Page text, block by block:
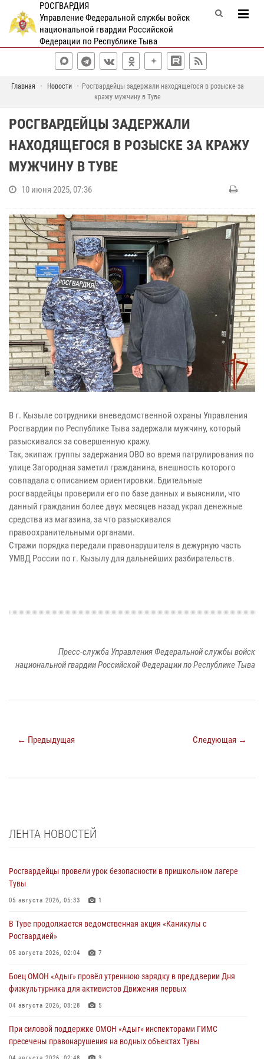
РОСГВАРДИЯ
Управление Федеральной службы войск
национальной гвардии Российской
Федерации по Республике Тыва
Главная Новости
Росгвардейцы задержали находящегося в розыске за
кражу мужчину в Туве
РОСГВАРДЕЙЦЫ ЗАДЕРЖАЛИ
НАХОДЯЩЕГОСЯ В РОЗЫСКЕ ЗА КРАЖУ
МУЖЧИНУ В ТУВЕ
10 июня 2025, 07:36
В г. Кызыле сотрудники вневедомственной охраны Управления
Росгвардии по Республике Тыва задержали мужчину, который
разыскивался за совершенную кражу.
Так, экипаж группы задержания ОВО во время патрулирования по
улице Загородная заметил гражданина, внешность которого
совпадала с описанием ориентировки. Бдительные
росгвардейцы проверили его по базе данных и выяснили, что
данный гражданин более двух месяцев назад украл денежные
средства из магазина, за что разыскивался
правоохранительными органами.
Стражи порядка передали правонарушителя в дежурную часть
УМВД России по г. Кызылу для дальнейших разбирательств.
Пресс-служба Управления Федеральной службы войск
национальной гвардии Российской Федерации по Республике Тыва
← Предыдущая Следующая →
ЛЕНТА НОВОСТЕЙ
Росгвардейцы провели урок безопасности в пришкольном лагере
Тувы
05 августа 2026, 05:33 1
В Туве продолжается ведомственная акция «Каникулы с
Росгвардией»
05 августа 2026, 02:04 7
Боец ОМОН «Адыг» провёл утреннюю зарядку в преддверии Дня
физкультурника для активистов Движения первых
04 августа 2026, 08:28 5
При силовой поддержке ОМОН «Адыг» инспекторами ГИМС
пресечены правонарушения на водных объектах Тувы